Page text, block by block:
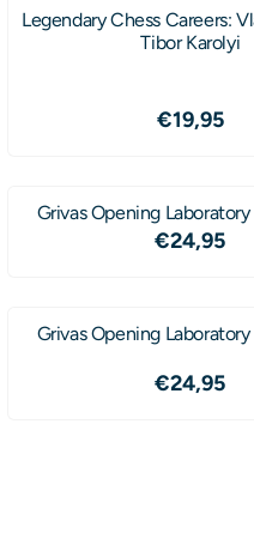
Legendary Chess Careers:
Tibor Karolyi
Prijs:
€19,95
Grivas Opening
Prijs:
€24,95
Grivas Opening
Prijs:
€24,95